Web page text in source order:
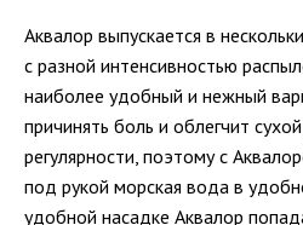
Аквалор выпускается в
с разной интенсивностью
наиболее удобный и нежный
причинять боль и облегчит
регулярности, поэтому с
под рукой морская вода в
удобной насадке Аквалор